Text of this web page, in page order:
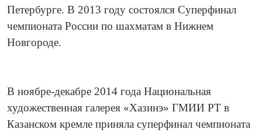
Петербурге. В 2013 году состоялся Суперфинал
чемпионата России по шахматам в Нижнем
Новгороде.
В ноябре-декабре 2014 года Национальная
художественная галерея «Хазинэ» ГМИИ РТ в
Казанском кремле приняла суперфинал чемпионата